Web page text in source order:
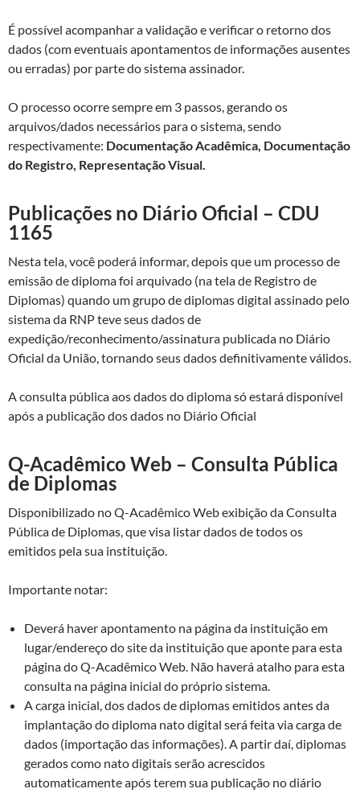
É possível acompanhar a validação e verificar o retorno dos
dados (com eventuais apontamentos de informações ausentes
ou erradas) por parte do sistema assinador.
O processo ocorre sempre em 3 passos, gerando os
arquivos/dados necessários para o sistema, sendo
respectivamente: Documentação Acadêmica, Documentação
do Registro, Representação Visual.
Publicações no Diário Oficial – CDU
1165
Nesta tela, você poderá informar, depois que um processo de
emissão de diploma foi arquivado (na tela de Registro de
Diplomas) quando um grupo de diplomas digital assinado pelo
sistema da RNP teve seus dados de
expedição/reconhecimento/assinatura publicada no Diário
Oficial da União, tornando seus dados definitivamente válidos.
A consulta pública aos dados do diploma só estará disponível
após a publicação dos dados no Diário Oficial
Q-Acadêmico Web – Consulta Pública
de Diplomas
Disponibilizado no Q-Acadêmico Web exibição da Consulta
Pública de Diplomas, que visa listar dados de todos os
emitidos pela sua instituição.
Importante notar:
Deverá haver apontamento na página da instituição em
lugar/endereço do site da instituição que aponte para esta
página do Q-Acadêmico Web. Não haverá atalho para esta
consulta na página inicial do próprio sistema.
A carga inicial, dos dados de diplomas emitidos antes da
implantação do diploma nato digital será feita via carga de
dados (importação das informações). A partir daí, diplomas
gerados como nato digitais serão acrescidos
automaticamente após terem sua publicação no diário